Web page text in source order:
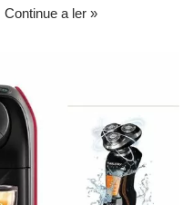
Continue a ler »